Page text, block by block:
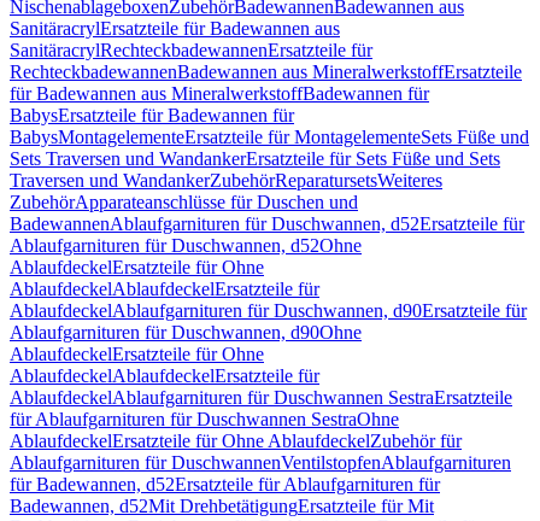
NischenablageboxenZubehörBadewannenBadewannen aus
SanitäracrylErsatzteile für Badewannen aus
SanitäracrylRechteckbadewannenErsatzteile für
RechteckbadewannenBadewannen aus MineralwerkstoffErsatzteile
für Badewannen aus MineralwerkstoffBadewannen für
BabysErsatzteile für Badewannen für
BabysMontagelementeErsatzteile für MontagelementeSets Füße und
Sets Traversen und WandankerErsatzteile für Sets Füße und Sets
Traversen und WandankerZubehörReparatursetsWeiteres
ZubehörApparateanschlüsse für Duschen und
BadewannenAblaufgarnituren für Duschwannen, d52Ersatzteile für
Ablaufgarnituren für Duschwannen, d52Ohne
AblaufdeckelErsatzteile für Ohne
AblaufdeckelAblaufdeckelErsatzteile für
AblaufdeckelAblaufgarnituren für Duschwannen, d90Ersatzteile für
Ablaufgarnituren für Duschwannen, d90Ohne
AblaufdeckelErsatzteile für Ohne
AblaufdeckelAblaufdeckelErsatzteile für
AblaufdeckelAblaufgarnituren für Duschwannen SestraErsatzteile
für Ablaufgarnituren für Duschwannen SestraOhne
AblaufdeckelErsatzteile für Ohne AblaufdeckelZubehör für
Ablaufgarnituren für DuschwannenVentilstopfenAblaufgarnituren
für Badewannen, d52Ersatzteile für Ablaufgarnituren für
Badewannen, d52Mit DrehbetätigungErsatzteile für Mit